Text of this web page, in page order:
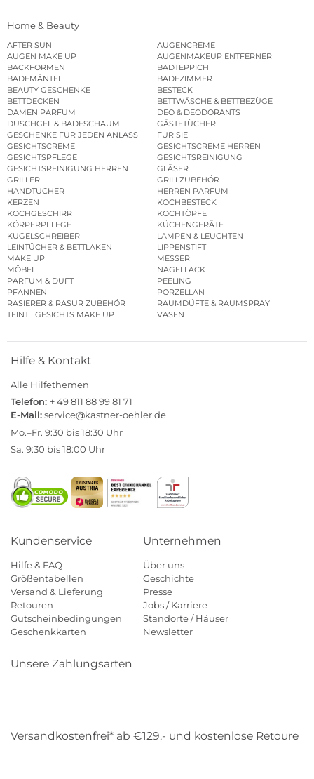
Home & Beauty
AFTER SUN
AUGENCREME
AUGEN MAKE UP
AUGENMAKEUP ENTFERNER
BACKFORMEN
BADTEPPICH
BADEMÄNTEL
BADEZIMMER
BEAUTY GESCHENKE
BESTECK
BETTDECKEN
BETTWÄSCHE & BETTBEZÜGE
DAMEN PARFUM
DEO & DEODORANTS
DUSCHGEL & BADESCHAUM
GÄSTETÜCHER
GESCHENKE FÜR JEDEN ANLASS
FÜR SIE
GESICHTSCREME
GESICHTSCREME HERREN
GESICHTSPFLEGE
GESICHTSREINIGUNG
GESICHTSREINIGUNG HERREN
GLÄSER
GRILLER
GRILLZUBEHÖR
HANDTÜCHER
HERREN PARFUM
KERZEN
KOCHBESTECK
KOCHGESCHIRR
KOCHTÖPFE
KÖRPERPFLEGE
KÜCHENGERÄTE
KUGELSCHREIBER
LAMPEN & LEUCHTEN
LEINTÜCHER & BETTLAKEN
LIPPENSTIFT
MAKE UP
MESSER
MÖBEL
NAGELLACK
PARFUM & DUFT
PEELING
PFANNEN
PORZELLAN
RASIERER & RASUR ZUBEHÖR
RAUMDÜFTE & RAUMSPRAY
TEINT | GESICHTS MAKE UP
VASEN
Hilfe & Kontakt
Alle Hilfethemen
Telefon: + 49 811 88 99 81 71
E-Mail:service@kastner-oehler.de
Mo.–Fr. 9:30 bis 18:30 Uhr
Sa. 9:30 bis 18:00 Uhr
Kundenservice
Hilfe & FAQ
Größentabellen
Versand & Lieferung
Retouren
Gutscheinbedingungen
Geschenkkarten
Unternehmen
Über uns
Geschichte
Presse
Jobs / Karriere
Standorte / Häuser
Newsletter
Unsere Zahlungsarten
Versandkostenfrei* ab €129,- und kostenlose Retoure